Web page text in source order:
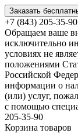
Заказать
+7 (843) 205-35-90
Обращаем ваше
исключительно
условиях не
положениями
Российской
информации о
(или) услуг,
с помощью
205-35-90
Корзина товаров